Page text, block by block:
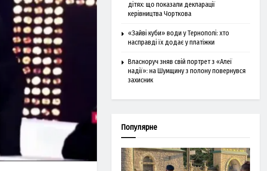
дітях: що показали декларації
керівництва Чорткова
«Зайві куби» води у Тернополі: хто
насправді їх додає у платіжки
Власноруч зняв свій портрет з «Алеї
надії»: на Шумщину з полону повернувся
захисник
Популярне